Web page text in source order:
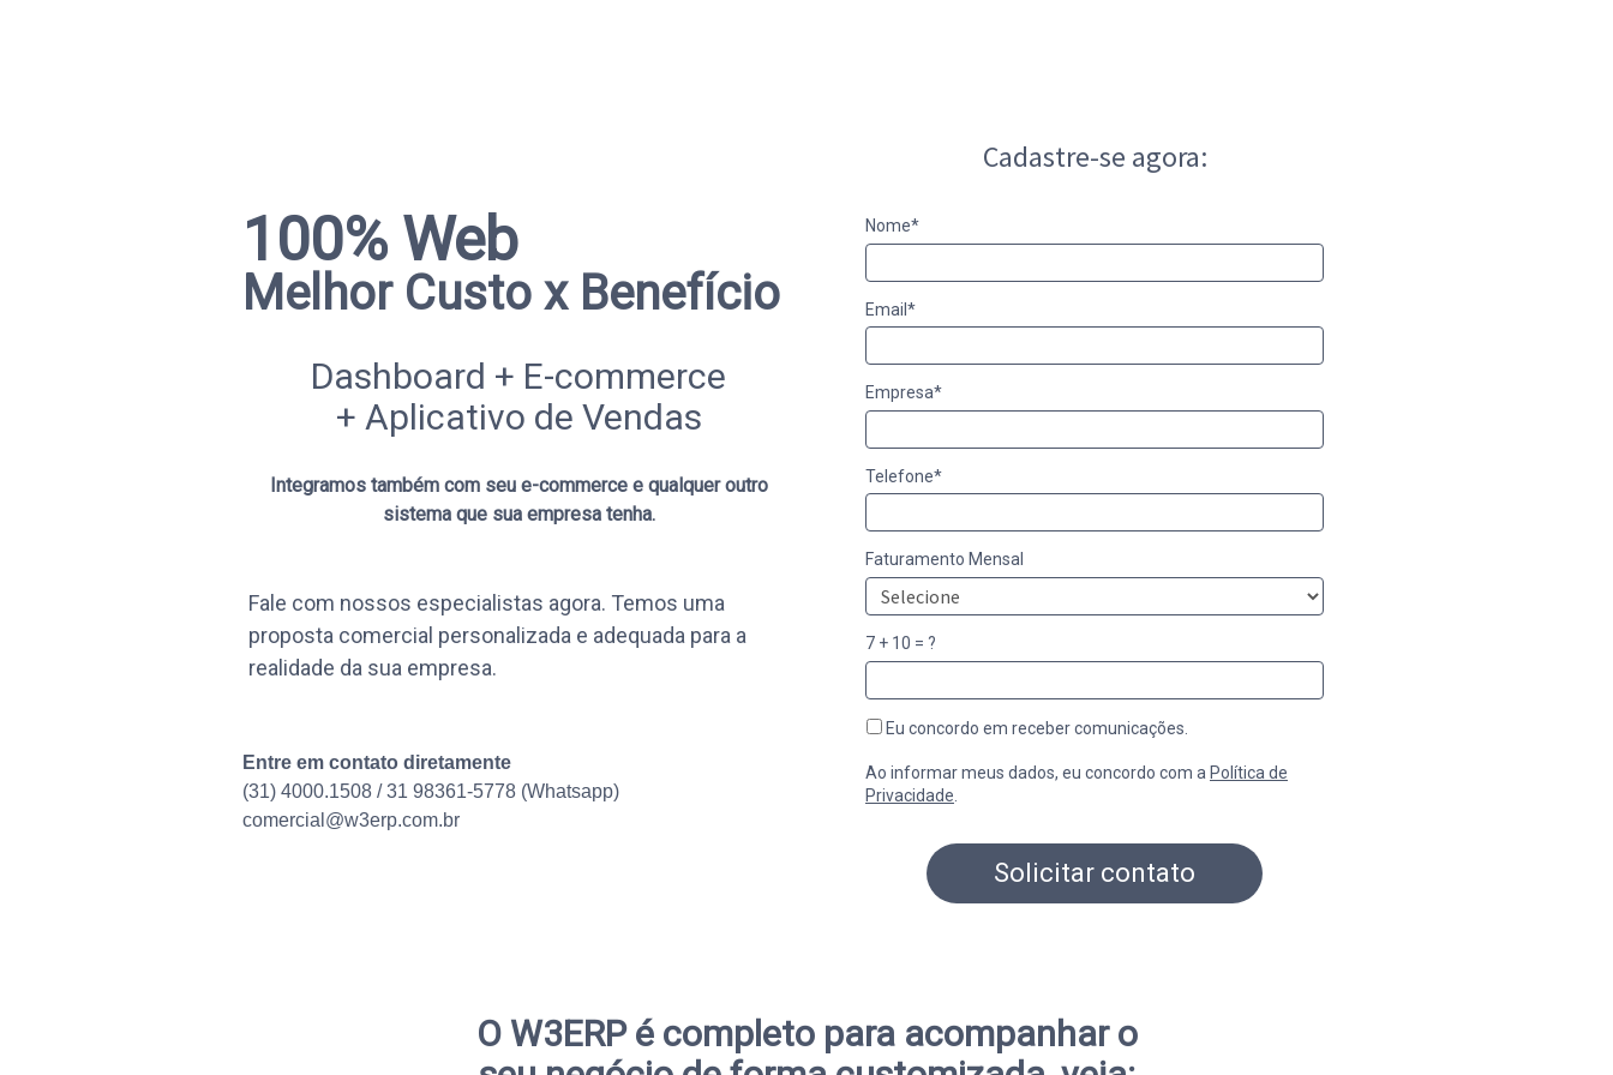
100% Web
Melhor Custo x Benefício
Dashboard + E-commerce
+ Aplicativo de Vendas
Integramos também com seu e-commerce e qualquer outro
sistema que sua empresa tenha.
Fale com nossos especialistas agora. Temos uma
proposta comercial personalizada e adequada para a
realidade da sua empresa.
Entre em contato diretamente
(31) 4000.1508 /31 98361-5778 (Whatsapp)
comercial@w3erp.com.br
Cadastre-se agora:
Nome*
Email*
Empresa*
Telefone*
Faturamento Mensal
7 + 10 = ?
Eu concordo em receber comunicações.
Ao informar meus dados, eu concordo com a Política de
Privacidade
Solicitar contato
O W3ERP é completo para acompanhar o